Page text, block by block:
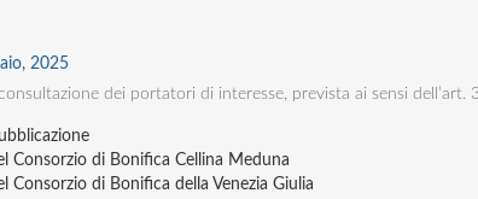
2025
dei portatori di interesse, prevista ai sensi
Consorzio di Bonifica Cellina Meduna
Consorzio di Bonifica della Venezia Giulia